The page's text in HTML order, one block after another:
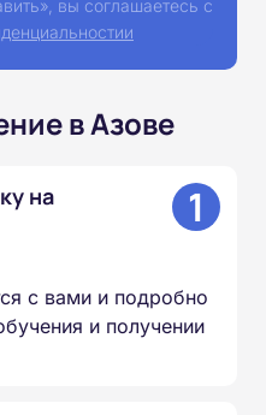
вы соглашаетесь с
в Азове
на
1
с вами и подробно
и получении